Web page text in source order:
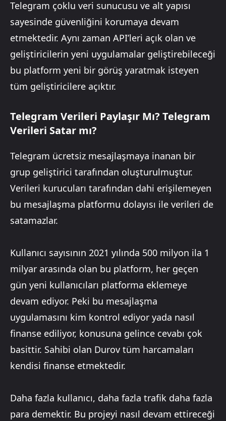
Telegram çoklu veri sunucusu ve alt yapısı
sayesinde güvenliğini korumaya devam
etmektedir. Aynı zaman API’leri açık olan ve
geliştiricilerin yeni uygulamalar geliştirebileceği
bu platform yeni bir görüş yaratmak isteyen
tüm geliştiricilere açıktır.
Telegram Verileri Paylaşır Mı? Telegram
Verileri Satar mı?
Telegram ücretsiz mesajlaşmaya inanan bir
grup geliştirici tarafından oluşturulmuştur.
Verileri kurucuları tarafından dahi erişilemeyen
bu mesajlaşma platformu dolayısı ile verileri de
satamazlar.
Kullanıcı sayısının 2021 yılında 500 milyon ila 1
milyar arasında olan bu platform, her geçen
gün yeni kullanıcıları platforma eklemeye
devam ediyor. Peki bu mesajlaşma
uygulamasını kim kontrol ediyor yada nasıl
finanse ediliyor, konusuna gelince cevabı çok
basittir. Sahibi olan Durov tüm harcamaları
kendisi finanse etmektedir.
Daha fazla kullanıcı, daha fazla trafik daha fazla
para demektir. Bu projeyi nasıl devam ettireceği